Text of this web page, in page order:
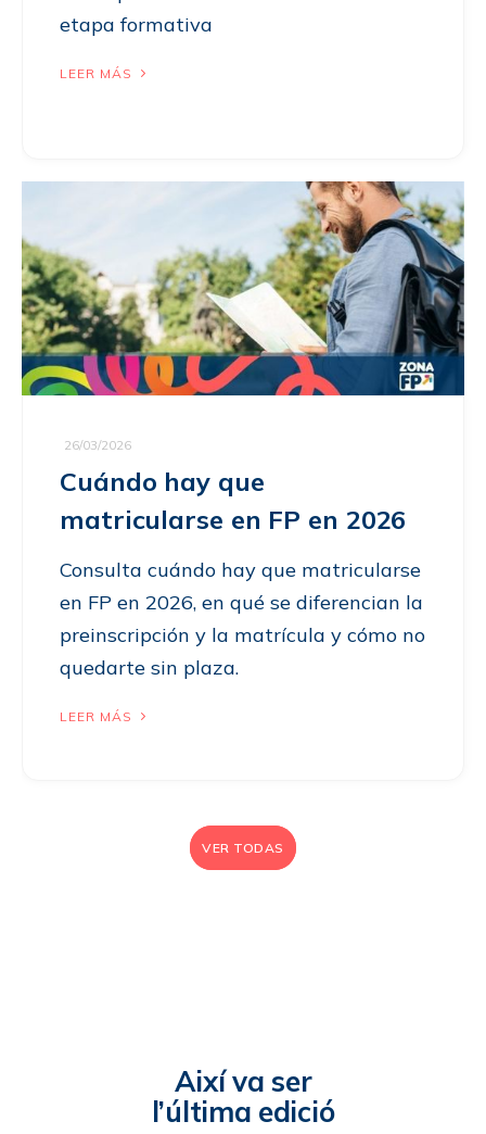
etapa formativa
LEER MÁS
26/03/2026
Cuándo hay que
matricularse en FP en 2026
Consulta cuándo hay que matricularse
en FP en 2026, en qué se diferencian la
preinscripción y la matrícula y cómo no
quedarte sin plaza.
LEER MÁS
VER TODAS
Així va ser
l’última edició